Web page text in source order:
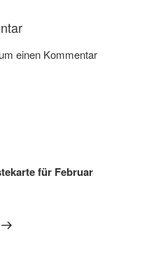
einen Kommentar
für Februar